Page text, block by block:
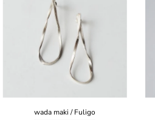
wada maki / Fuligo